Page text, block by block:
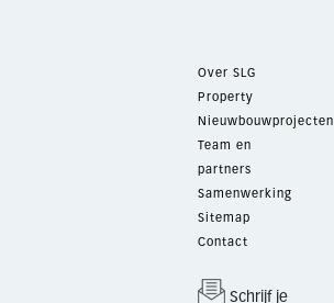
Over SLG
Property
Nieuwbouwprojecten
Team en
partners
Samenwerking
Sitemap
Contact
Schrijf je